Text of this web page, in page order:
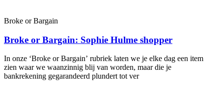
Broke or Bargain
Broke or Bargain: Sophie Hulme shopper
In onze ‘Broke or Bargain’ rubriek laten we je elke dag een item
zien waar we waanzinnig blij van worden, maar die je
bankrekening gegarandeerd plundert tot ver